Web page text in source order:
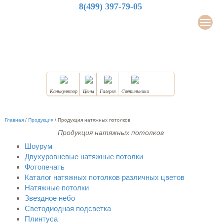
8(499) 397-79-05
Калькулятор Цены Галерея Светильники
Главная / Продукция / Продукция натяжных потолков
Продукция натяжных потолков
Шоурум
Двухуровневые натяжные потолки
Фотопечать
Каталог натяжных потолков различных цветов
Натяжные потолки
Звездное небо
Светодиодная подсветка
Плинтуса